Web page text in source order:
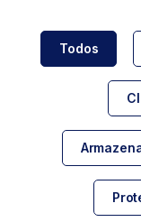
Todos